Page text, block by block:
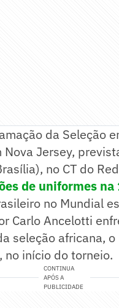
da Seleção
Nova Jersey,
no CT do
de uniformes na
no Mundial
Carlo Ancelotti
seleção africana,
no início do torneio.
CONTINUA
APÓS A
PUBLICIDADE